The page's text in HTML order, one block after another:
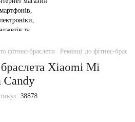
фітнес-браслети Ремінці до фітнес-
Xiaomi Mi
Candy
38878